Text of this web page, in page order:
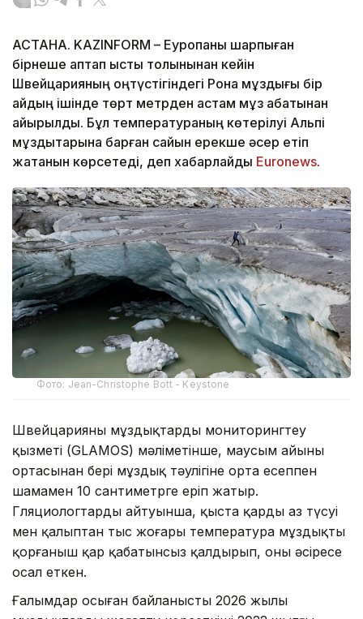
АСТАНА. KAZINFORM – Еуропаны шарпыған
бірнеше аптап ыстық толқынынан кейін
Швейцарияның оңтүстігіндегі Рона мұздығы бір
айдың ішінде төрт метрден астам мұз қабатынан
айырылды. Бұл температураның көтерілуі Альпі
мұздықтарына барған сайын ерекше әсер етіп
жатқанын көрсетеді, деп хабарлайды Еuronews.
Фото: Jean-Christophe Bott - Keystone
Швейцарияның мұздықтарды мониторингтеу
қызметі (GLAMOS) мәліметінше, маусым айының
ортасынан бері мұздық тәулігіне орта есеппен
шамамен 10 сантиметрге еріп жатыр.
Гляциологтардың айтуынша, қыста қардың аз түсуі
мен қалыптан тыс жоғары температура мұздықты
қорғаныш қар қабатынсыз қалдырып, оны әсіресе
осал еткен.
Ғалымдар осыған байланысты 2026 жылы